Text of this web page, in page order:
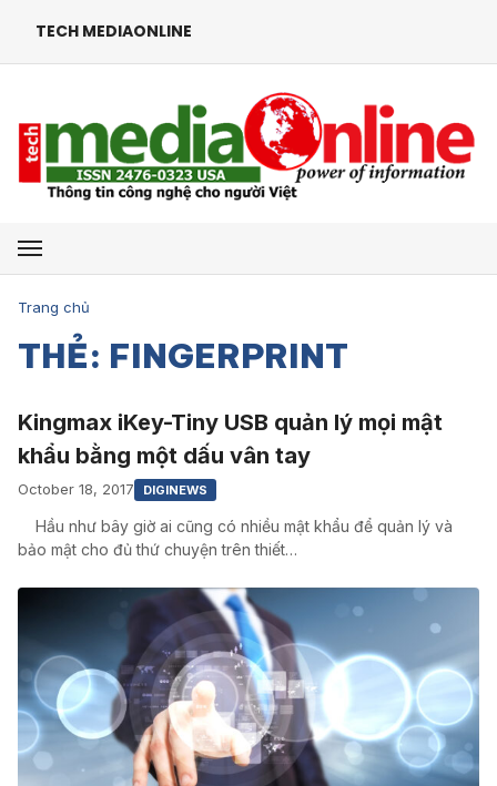
TECH MEDIAONLINE
Mở menu
Trang chủ
THẺ: FINGERPRINT
Kingmax iKey-Tiny USB quản lý mọi mật
khẩu bằng một dấu vân tay
October 18, 2017 DIGINEWS
Hầu như bây giờ ai cũng có nhiều mật khẩu để quản lý và
bảo mật cho đủ thứ chuyện trên thiết…